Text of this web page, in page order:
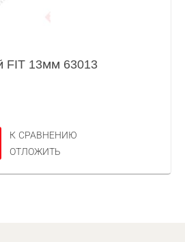
FIT 13мм 63013
К СРАВНЕНИЮ
ОТЛОЖИТЬ